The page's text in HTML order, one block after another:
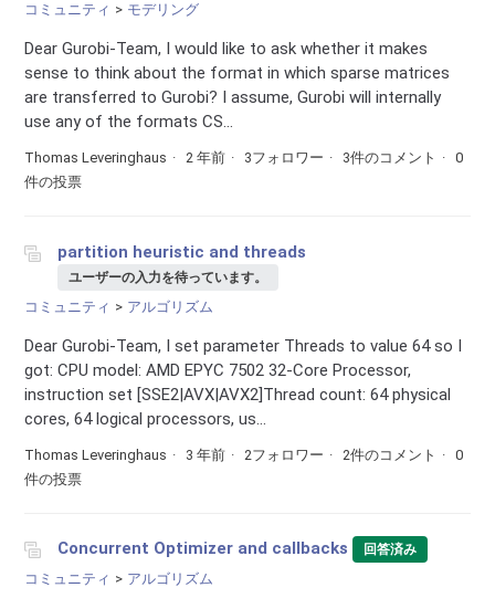
コミュニティ モデリング
Dear Gurobi-Team, I would like to ask whether it makes
sense to think about the format in which sparse matrices
are transferred to Gurobi? I assume, Gurobi will internally
use any of the formats CS...
Thomas Leveringhaus 2 年前 3フォロワー 3件のコメント
0
件の投票
partition heuristic and threads
ユーザーの入力を待っています。
コミュニティ アルゴリズム
Dear Gurobi-Team, I set parameter Threads to value 64 so I
got: CPU model: AMD EPYC 7502 32-Core Processor,
instruction set [SSE2|AVX|AVX2]Thread count: 64 physical
cores, 64 logical processors, us...
Thomas Leveringhaus 3 年前 2フォロワー 2件のコメント
0
件の投票
Concurrent Optimizer and callbacks 回答済み
コミュニティ アルゴリズム